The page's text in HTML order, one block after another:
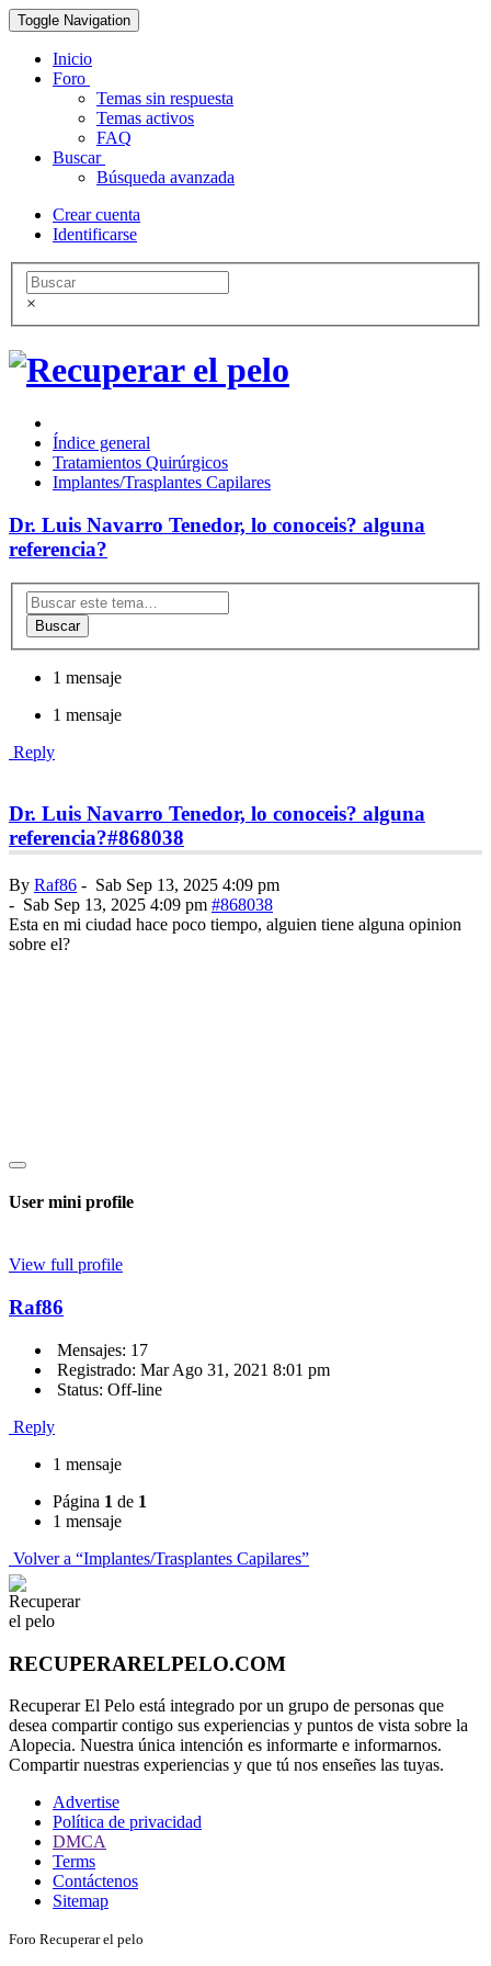
Toggle Navigation
Inicio
Foro
Temas sin respuesta
Temas activos
FAQ
Buscar
Búsqueda avanzada
Crear cuenta
Identificarse
×
Índice general
Tratamientos Quirúrgicos
Implantes/Trasplantes Capilares
Dr. Luis Navarro Tenedor, lo conoceis? alguna
referencia?
Buscar
1 mensaje
1 mensaje
Reply
Dr. Luis Navarro Tenedor, lo conoceis? alguna
referencia?#868038
By Raf86 - Sab Sep 13, 2025 4:09 pm
- Sab Sep 13, 2025 4:09 pm #868038
Esta en mi ciudad hace poco tiempo, alguien tiene alguna opinion
sobre el?
User mini profile
View full profile
Raf86
Mensajes: 17
Registrado: Mar Ago 31, 2021 8:01 pm
Status: Off-line
Reply
1 mensaje
Página 1 de 1
1 mensaje
Volver a “Implantes/Trasplantes Capilares”
RECUPERARELPELO.COM
Recuperar El Pelo está integrado por un grupo de personas que
desea compartir contigo sus experiencias y puntos de vista sobre la
Alopecia. Nuestra única intención es informarte e informarnos.
Compartir nuestras experiencias y que tú nos enseñes las tuyas.
Advertise
Política de privacidad
DMCA
Terms
Contáctenos
Sitemap
Foro Recuperar el pelo